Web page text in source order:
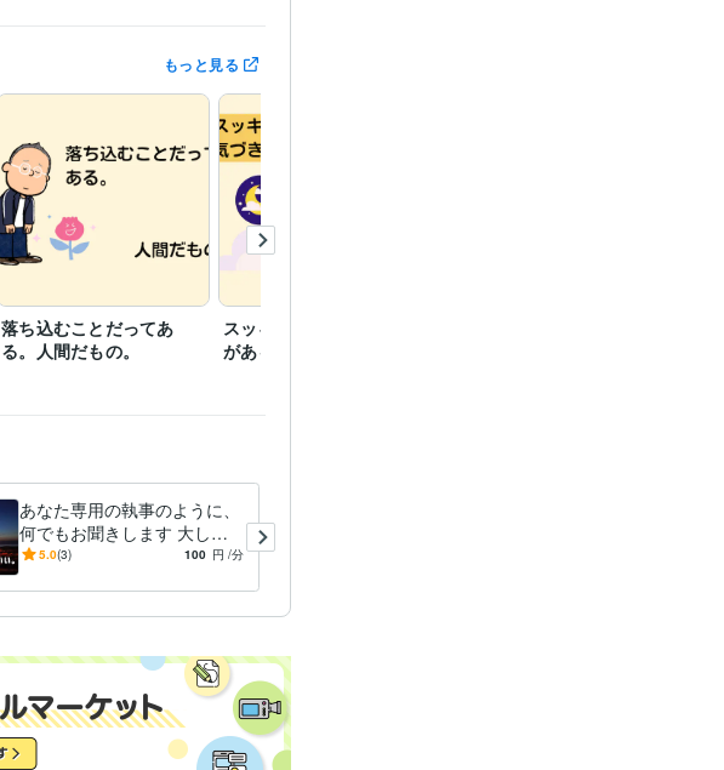
もっと見る
落ち込むことだってあ
る。人間だもの。
スッキリしたり、気づき
があると、嬉しいです。
あなた専用の執事のように、
何でもお聞きします 大した
ことない話、愚痴、お悩み、
5.0(3) 100 円 /分